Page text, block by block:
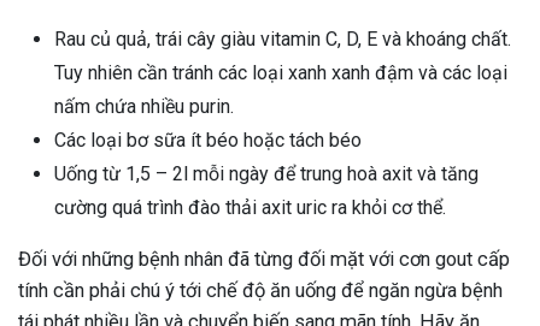
Rau củ quả, trái cây giàu vitamin C, D, E và khoáng chất.
Tuy nhiên cần tránh các loại xanh xanh đậm và các loại
nấm chứa nhiều purin.
Các loại bơ sữa ít béo hoặc tách béo
Uống từ 1,5 – 2l mỗi ngày để trung hoà axit và tăng
cường quá trình đào thải axit uric ra khỏi cơ thể.
Đối với những bệnh nhân đã từng đối mặt với cơn gout cấp
tính cần phải chú ý tới chế độ ăn uống để ngăn ngừa bệnh
tái phát nhiều lần và chuyển biến sang mãn tính. Hãy ăn